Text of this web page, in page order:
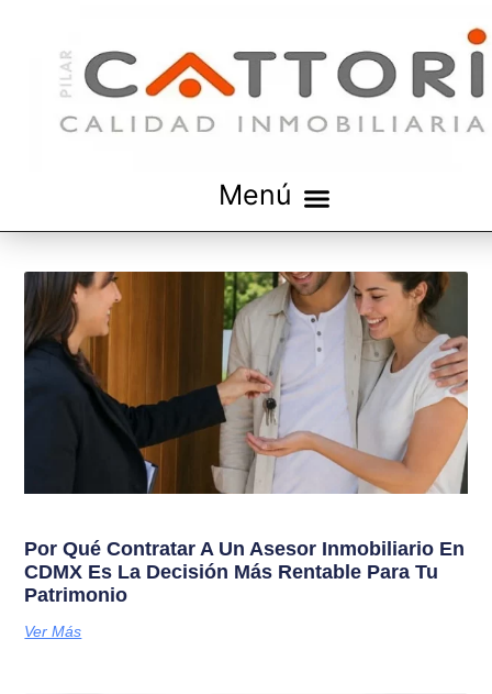
Por Qué Contratar A Un Asesor Inmobiliario En
CDMX Es La Decisión Más Rentable Para Tu
Patrimonio
Ver Más